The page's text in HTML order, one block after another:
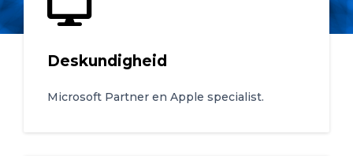
REMOTE SUPPORT
Deskundigheid
Microsoft Partner en Apple specialist.